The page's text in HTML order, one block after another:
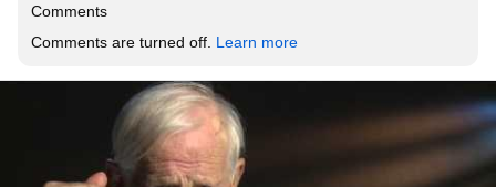
Comments
Comments are turned off. Learn more